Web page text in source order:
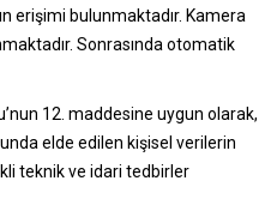
erişimi bulunmaktadır. Kamera
Sonrasında otomatik
12. maddesine uygun olarak,
elde edilen kişisel verilerin
teknik ve idari tedbirler